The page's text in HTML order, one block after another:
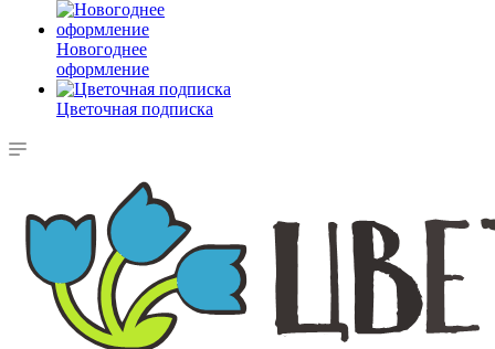
Новогоднее
оформление
Цветочная подписка